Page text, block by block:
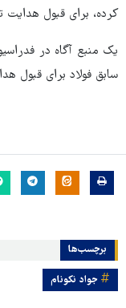
کرده، برای قبول هدایت
یک منبع آگاه در
سابق فولاد برای قبول
برچسب‌ها
جواد نکونام